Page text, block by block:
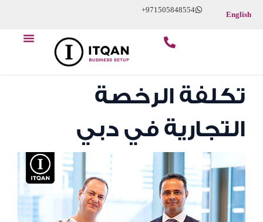
content
English
+971505848554
Menu
تكلفة الرخصة
التجارية في دبي